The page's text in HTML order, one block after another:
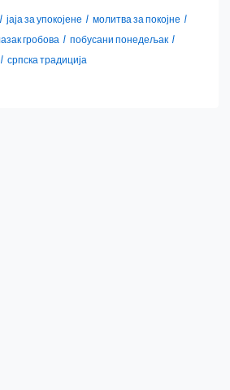
јаја за упокојене
молитва за покојне
гробова
побусани понедељак
српска традиција